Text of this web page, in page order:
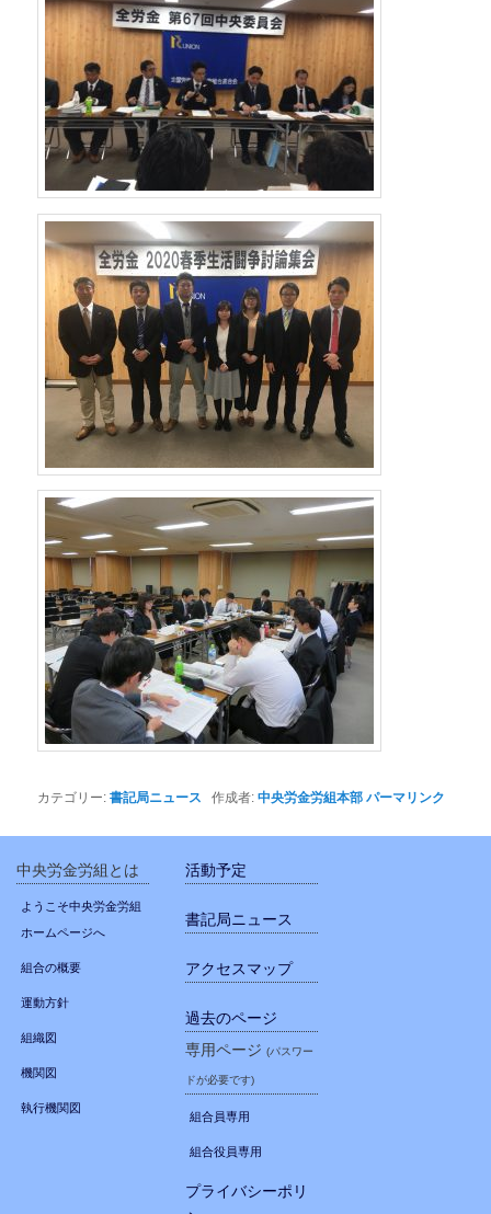
カテゴリー:書記局ニュース 作成者:中央労金労組本部 パーマリンク
中央労金労組とは
ようこそ中央労金労組
ホームページへ
組合の概要
運動方針
組織図
機関図
執行機関図
活動予定
書記局ニュース
アクセスマップ
過去のページ
専用ページ(パスワー
ドが必要です)
組合員専用
組合役員専用
プライバシーポリ